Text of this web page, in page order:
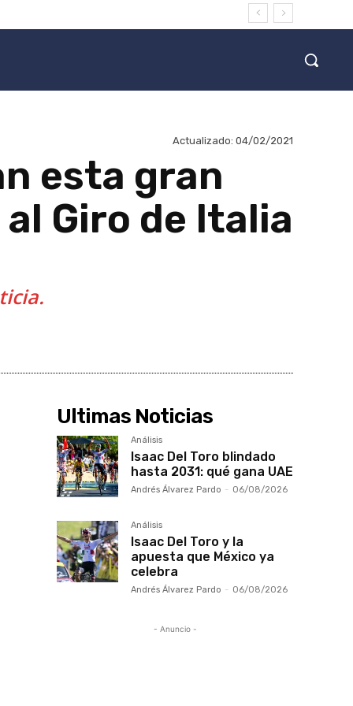
Actualizado: 04/02/2021
esta gran
Giro de Italia
Ultimas Noticias
Análisis
Isaac Del Toro blindado
hasta 2031: qué gana UAE
Andrés Álvarez Pardo - 06/08/2026
Análisis
Isaac Del Toro y la
apuesta que México ya
celebra
Andrés Álvarez Pardo - 06/08/2026
- Anuncio -